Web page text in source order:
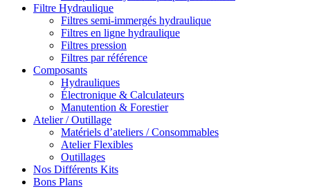
Filtre Hydraulique
Filtres semi-immergés hydraulique
Filtres en ligne hydraulique
Filtres pression
Filtres par référence
Composants
Hydrauliques
Électronique & Calculateurs
Manutention & Forestier
Atelier / Outillage
Matériels d’ateliers / Consommables
Atelier Flexibles
Outillages
Nos Différents Kits
Bons Plans